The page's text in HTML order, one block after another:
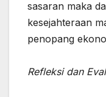
sasaran maka
kesejahteraan
penopang
Refleksi dan